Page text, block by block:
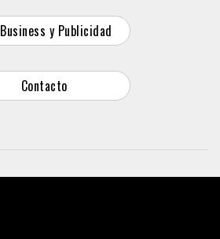
y Publicidad
Contacto
Reason Why